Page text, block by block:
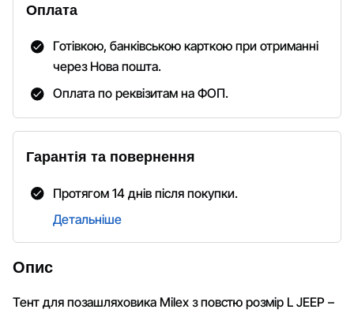
Опис
Тент для позашляховика Milex з повстю розмір L JEEP –
Оплата
Готівкою, банківською карткою при отриманні
через Нова пошта.
Оплата по реквізитам на ФОП.
Гарантія та повернення
Протягом 14 днів після покупки.
Детальніше